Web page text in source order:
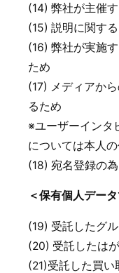
(14) 弊社が主催
(15) 説明に関す
(16) 弊社が実施
ため
(17) メディアか
るため
※ユーザーインタ
については本人
(18) 宛名登録の
＜保有個人デー
(19) 受託したグ
(20) 受託したは
(21)受託した買